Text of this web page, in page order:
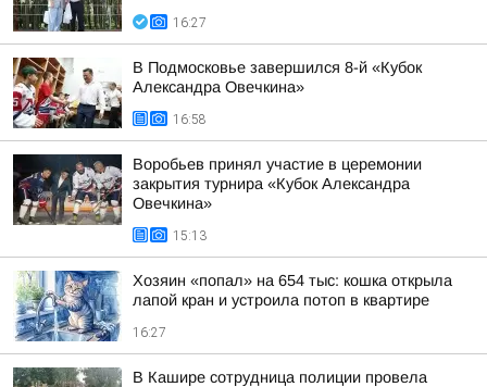
16:27
В Подмосковье завершился 8-й «Кубок
Александра Овечкина»
16:58
Воробьев принял участие в церемонии
закрытия турнира «Кубок Александра
Овечкина»
15:13
Хозяин «попал» на 654 тыс: кошка открыла
лапой кран и устроила потоп в квартире
16:27
В Кашире сотрудница полиции провела